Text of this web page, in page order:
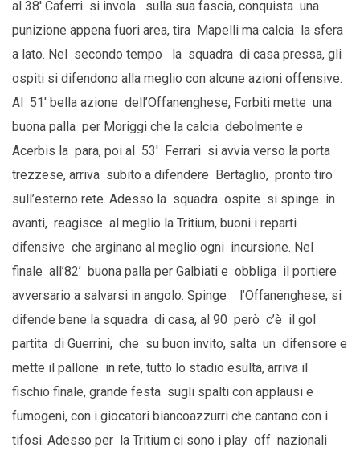
al 38′ Caferri si invola sulla sua fascia, conquista una
punizione appena fuori area, tira Mapelli ma calcia la sfera
a lato. Nel secondo tempo la squadra di casa pressa, gli
ospiti si difendono alla meglio con alcune azioni offensive.
Al 51′ bella azione dell’Offanenghese, Forbiti mette una
buona palla per Moriggi che la calcia debolmente e
Acerbis la para, poi al 53′ Ferrari si avvia verso la porta
trezzese, arriva subito a difendere Bertaglio, pronto tiro
sull’esterno rete. Adesso la squadra ospite si spinge in
avanti, reagisce al meglio la Tritium, buoni i reparti
difensive che arginano al meglio ogni incursione. Nel
finale all’82’ buona palla per Galbiati e obbliga il portiere
avversario a salvarsi in angolo. Spinge l’Offanenghese, si
difende bene la squadra di casa, al 90 però c’è il gol
partita di Guerrini, che su buon invito, salta un difensore e
mette il pallone in rete, tutto lo stadio esulta, arriva il
fischio finale, grande festa sugli spalti con applausi e
fumogeni, con i giocatori biancoazzurri che cantano con i
tifosi. Adesso per la Tritium ci sono i play off nazionali